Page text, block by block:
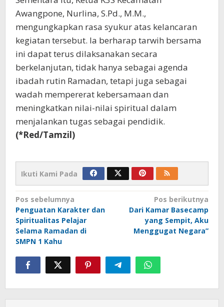
Awangpone, Nurlina, S.Pd., M.M.,
mengungkapkan rasa syukur atas kelancaran
kegiatan tersebut. Ia berharap tarwih bersama
ini dapat terus dilaksanakan secara
berkelanjutan, tidak hanya sebagai agenda
ibadah rutin Ramadan, tetapi juga sebagai
wadah mempererat kebersamaan dan
meningkatkan nilai-nilai spiritual dalam
menjalankan tugas sebagai pendidik.
(*Red/Tamzil)
Ikuti Kami Pada
Navigasi
pos
Pos sebelumnya
Penguatan Karakter dan
Spiritualitas Pelajar
Selama Ramadan di
SMPN 1 Kahu
Pos berikutnya
Dari Kamar Basecamp
yang Sempit, Aku
Menggugat Negara”